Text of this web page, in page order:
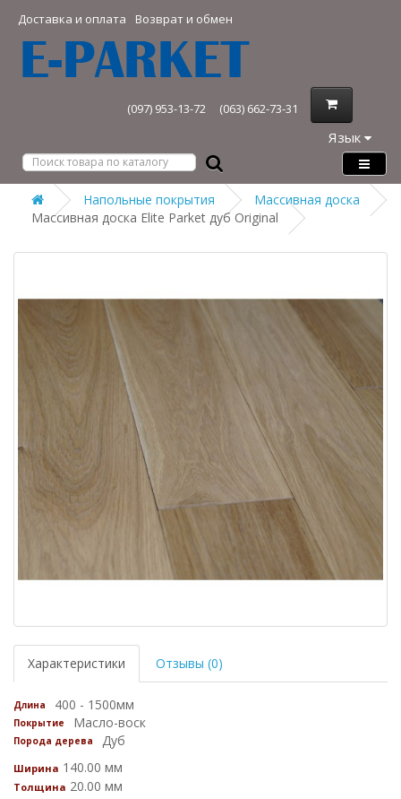
Доставка и оплата Возврат и обмен
(097) 953-13-72 (063) 662-73-31
Язык
Напольные покрытия
Массивная доска
Массивная доска Elite Parket дуб Original
Характеристики Отзывы (0)
Длина 400 - 1500мм
Покрытие Масло-воск
Порода дерева Дуб
Ширина 140.00 мм
Толщина 20.00 мм